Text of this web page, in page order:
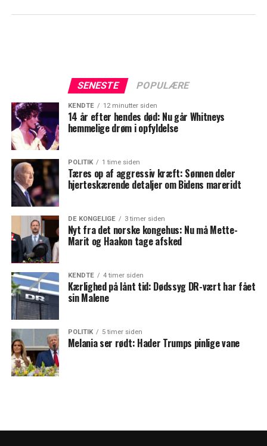
SENESTE POPULÆRE
KENDTE 12 minutter siden
14 år efter hendes død: Nu går Whitneys
hemmelige drøm i opfyldelse
POLITIK 1 time siden
Tæres op af aggressiv kræft: Sønnen deler
hjerteskærende detaljer om Bidens mareridt
DE KONGELIGE 3 timer siden
Nyt fra det norske kongehus: Nu må Mette-
Marit og Haakon tage afsked
KENDTE 4 timer siden
Kærlighed på lånt tid: Dødssyg DR-vært har fået
sin Malene
POLITIK 5 timer siden
Melania ser rødt: Hader Trumps pinlige vane